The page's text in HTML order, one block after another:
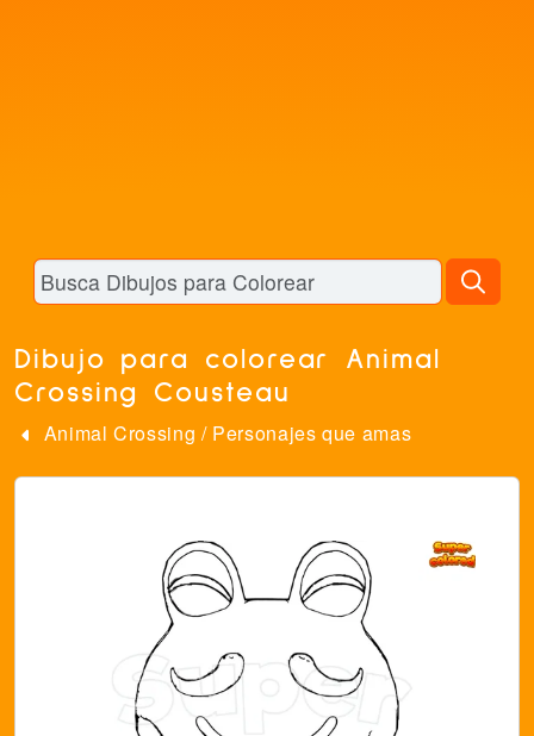
Dibujo para colorear Animal
Crossing Cousteau
Animal Crossing / Personajes que amas